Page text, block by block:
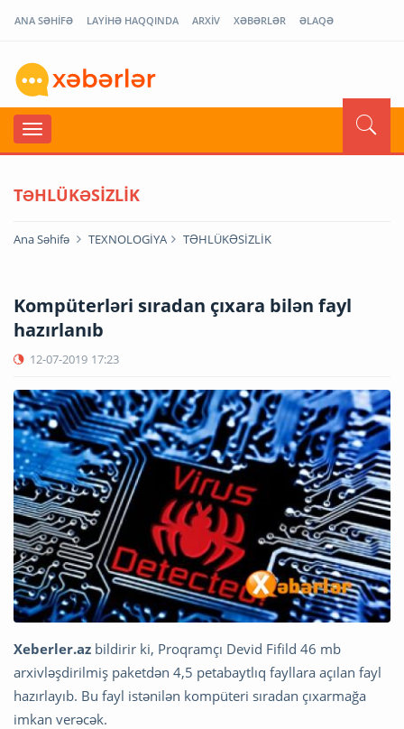
ANA SƏHİFƏ LAYİHƏ HAQQINDA ARXİV XƏBƏRLƏR ƏLAQƏ
TƏHLÜKƏSİZLİK
Ana Səhifə TEXNOLOGİYA TƏHLÜKƏSİZLİK
Kompüterləri sıradan çıxara bilən fayl
hazırlanıb
12-07-2019 17:23
Xeberler.az bildirir ki, Proqramçı Devid Fifild 46 mb
arxivləşdirilmiş paketdən 4,5 petabaytlıq fayllara açılan fayl
hazırlayıb. Bu fayl istənilən kompüteri sıradan çıxarmağa
imkan verəcək.